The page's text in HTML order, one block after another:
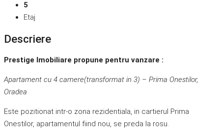
5
Etaj
Descriere
Prestige Imobiliare propune pentru vanzare :
Apartament cu 4 camere(transformat in 3) – Prima Onestilor,
Oradea
Este pozitionat intr-o zona rezidentiala, in cartierul Prima
Onestilor, apartamentul fiind nou, se preda la rosu.